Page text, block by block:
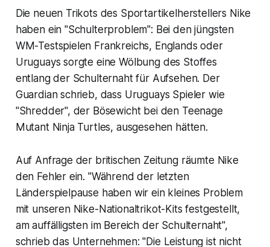
Die neuen Trikots des Sportartikelherstellers Nike
haben ein "Schulterproblem": Bei den jüngsten
WM-Testspielen Frankreichs, Englands oder
Uruguays sorgte eine Wölbung des Stoffes
entlang der Schulternaht für Aufsehen. Der
Guardian schrieb, dass Uruguays Spieler wie
"Shredder", der Bösewicht bei den Teenage
Mutant Ninja Turtles, ausgesehen hätten.
Auf Anfrage der britischen Zeitung räumte Nike
den Fehler ein. "Während der letzten
Länderspielpause haben wir ein kleines Problem
mit unseren Nike-Nationaltrikot-Kits festgestellt,
am auffälligsten im Bereich der Schulternaht",
schrieb das Unternehmen: "Die Leistung ist nicht